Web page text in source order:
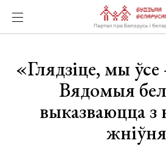
«Глядзіце, мы
Вядомыя
выказваюцца з
жніўня